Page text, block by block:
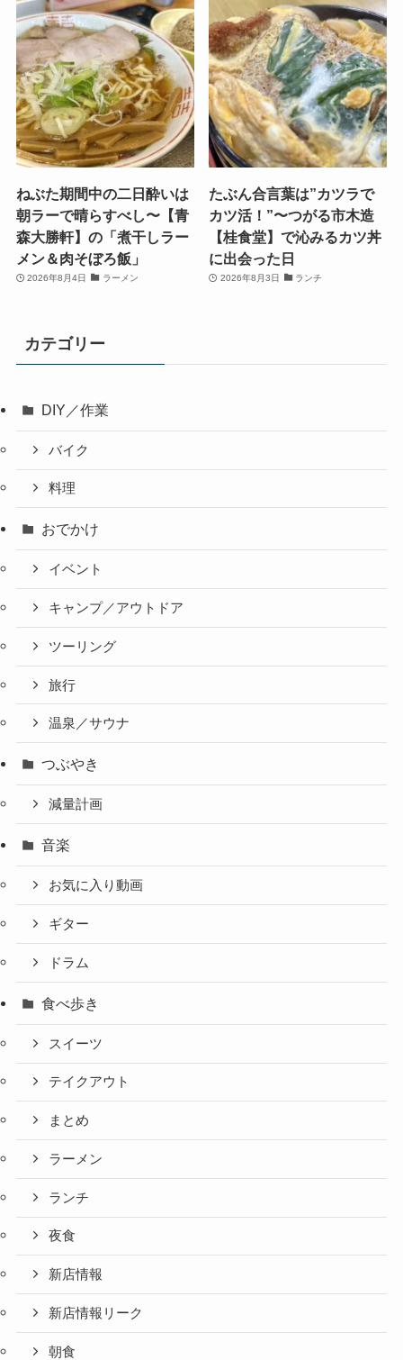
ねぶた期間中の二日酔いは
朝ラーで晴らすべし〜【青
森大勝軒】の「煮干しラー
メン＆肉そぼろ飯」
2026年8月4日 ラーメン
たぶん合言葉は”カツラで
カツ活！”〜つがる市木造
【桂食堂】で沁みるカツ丼
に出会った日
2026年8月3日 ランチ
カテゴリー
DIY／作業
バイク
料理
おでかけ
イベント
キャンプ／アウトドア
ツーリング
旅行
温泉／サウナ
つぶやき
減量計画
音楽
お気に入り動画
ギター
ドラム
食べ歩き
スイーツ
テイクアウト
まとめ
ラーメン
ランチ
夜食
新店情報
新店情報リーク
朝食